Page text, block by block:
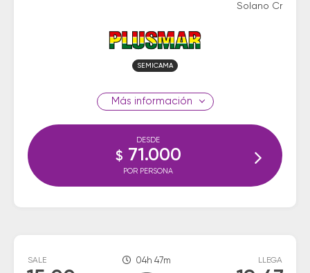
Solano Cr
SEMICAMA
información
DESDE
$ 71.000
POR PERSONA
SALE 04h 47m LLEGA